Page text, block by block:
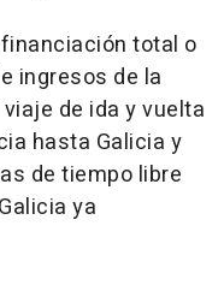
total o
ingresos de la
de ida y vuelta
hasta Galicia y
de tiempo libre
ya